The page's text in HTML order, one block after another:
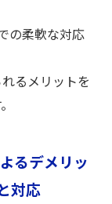
の柔軟な対応
るメリットを
るデメリッ
対応